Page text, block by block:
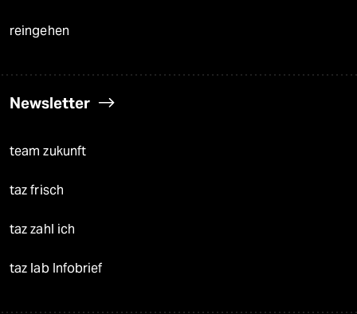
reingehen
Newsletter
team zukunft
taz frisch
taz zahl ich
taz lab Infobrief